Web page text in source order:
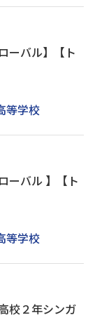
ーバル】【ト
等学校
ーバル 】【ト
等学校
校２年シンガ